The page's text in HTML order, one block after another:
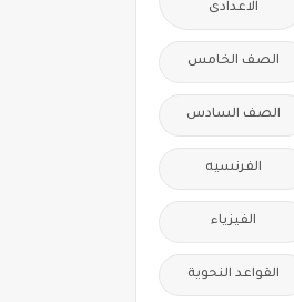
الاعدادى
الصف الخامس
الصف السادس
الفرنسيه
الفيزياء
القواعد النحوية